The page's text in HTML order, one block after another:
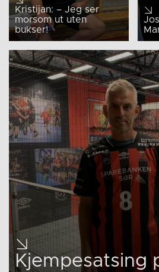
Kristijan: – Jeg ser
morsom ut uten
bukser!
Kjempesatsing